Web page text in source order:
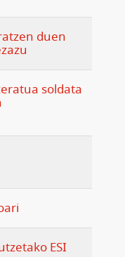
duen
soldata
ESI